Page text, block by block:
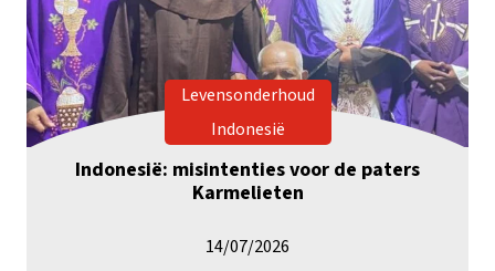
Levensonderhoud
Indonesië
Indonesië: misintenties voor de paters
Karmelieten
14/07/2026